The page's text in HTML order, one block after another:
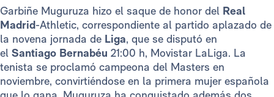
Garbiñe Muguruza hizo el saque de honor del Real
Madrid-Athletic, correspondiente al partido aplazado de
la novena jornada de Liga, que se disputó en
el Santiago Bernabéu 21:00 h, Movistar LaLiga. La
tenista se proclamó campeona del Masters en
noviembre, convirtiéndose en la primera mujer española